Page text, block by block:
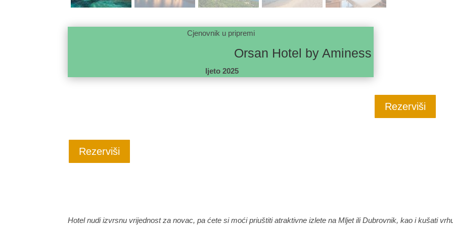
Cjenovnik u pripremi
Orsan Hotel by Aminess
ljeto 2025
Rezerviši
Rezerviši
Hotel nudi izvrsnu vrijednost za novac, pa ćete si moći priuštiti atraktivne izlete na Mljet ili Dubrovnik, kao i kušati